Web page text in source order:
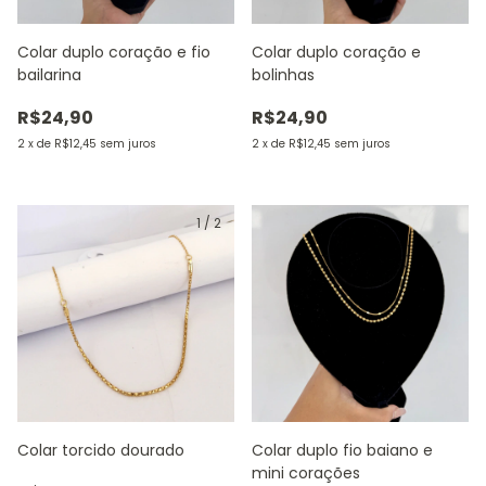
Colar duplo coração e fio
bailarina
R$24,90
2 x de R$12,45 sem juros
Colar duplo coração e
bolinhas
R$24,90
2 x de R$12,45 sem juros
1 /2
Colar torcido dourado
Colar duplo fio baiano e
mini corações